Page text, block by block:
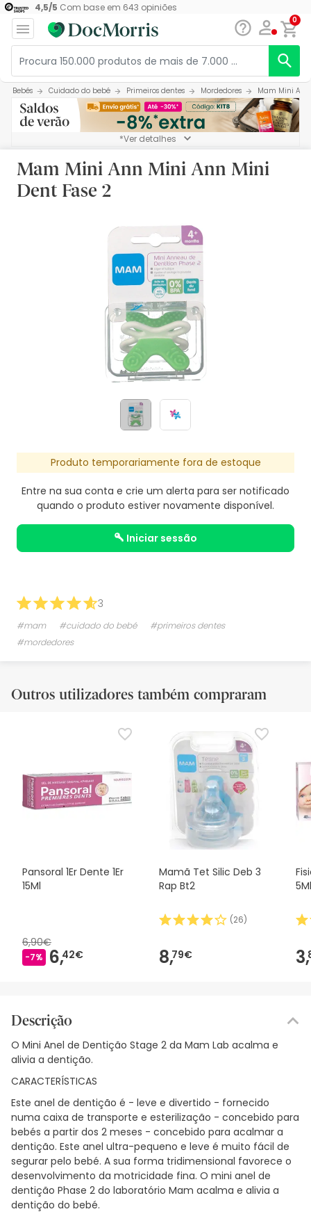
4,5/5 Com base em 643 opiniões
0
Bebés Cuidado do bebé Primeiros dentes Mordedores Mam Mini
*Ver detalhes
Mam Mini Ann Mini Ann Mini
Dent Fase 2
Produto temporariamente fora de estoque
Entre na sua conta e crie um alerta para ser notificado
quando o produto estiver novamente disponível.
iniciar sessão
3
#mam #cuidado do bebé
#primeiros dentes
#mordedores
Outros utilizadores também compraram
Pansoral 1Er Dente 1Er
15Ml
6,90€
-7% 6,42€
Mamã Tet Silic Deb 3
Rap Bt2
(26)
8,79€ 3,
Descrição
O Mini Anel de Dentição Stage 2 da Mam Lab acalma e
alivia a dentição.
CARACTERÍSTICAS
Este anel de dentição é - leve e divertido - fornecido
numa caixa de transporte e esterilização - concebido para
bebés a partir dos 2 meses - concebido para acalmar a
dentição. Este anel ultra-pequeno e leve é muito fácil de
segurar pelo bebé. A sua forma tridimensional favorece o
desenvolvimento da motricidade fina. O mini anel de
dentição Phase 2 do laboratório Mam acalma e alivia a
dentição do bebé.